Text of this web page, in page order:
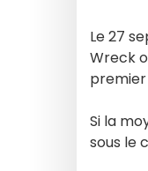
Le 27
Wreck
premier
Si la
sous le